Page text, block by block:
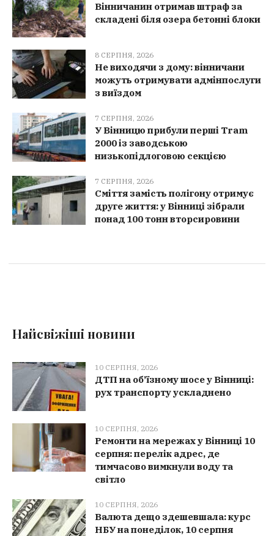
Вінничанин отримав штраф за
складені біля озера бетонні блоки
8 СЕРПНЯ, 2026
Не виходячи з дому: вінничани
можуть отримувати адмінпослуги
з виїздом
7 СЕРПНЯ, 2026
У Вінницю прибули перші Tram
2000 із заводською
низькопідлоговою секцією
7 СЕРПНЯ, 2026
Сміття замість полігону отримує
друге життя: у Вінниці зібрали
понад 100 тонн вторсировини
Найсвіжіші новини
10 СЕРПНЯ, 2026
ДТП на об’їзному шосе у Вінниці:
рух транспорту ускладнено
10 СЕРПНЯ, 2026
Ремонти на мережах у Вінниці 10
серпня: перелік адрес, де
тимчасово вимкнули воду та
світло
10 СЕРПНЯ, 2026
Валюта дещо здешевшала: курс
НБУ на понеділок, 10 серпня